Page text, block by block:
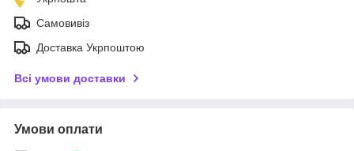
Самовивіз
Доставка Укрпоштою
Всі умови доставки
Умови оплати